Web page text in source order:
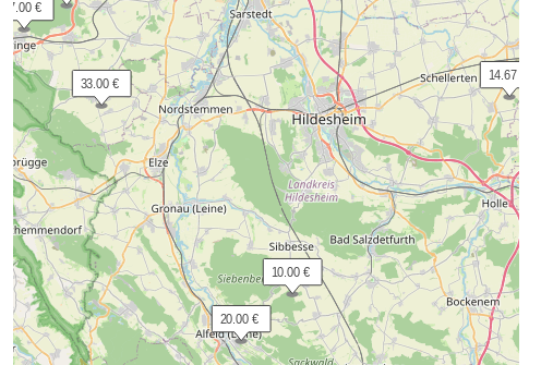
10.00 €
33.00 €
20.00 €
14.67 €
27.00 €